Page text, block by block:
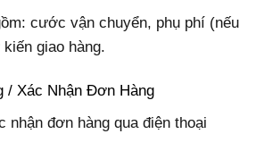
cước vận chuyển, phụ phí (nếu
giao hàng.
/ Xác Nhận Đơn Hàng
nhận đơn hàng qua điện thoại